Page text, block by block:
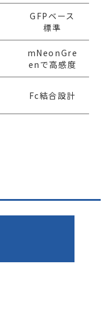
GFPベース
標準
mNeonGre
enで高感度
Fc結合設計